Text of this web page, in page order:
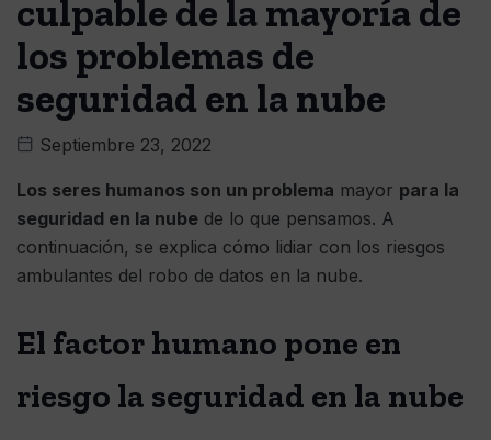
culpable de la mayoría de
los problemas de
seguridad en la nube
Septiembre 23, 2022
Los seres humanos son un problema mayor para la
seguridad en la nube de lo que pensamos. A
continuación, se explica cómo lidiar con los riesgos
ambulantes del robo de datos en la nube.
El factor humano pone en
riesgo la seguridad en la nube